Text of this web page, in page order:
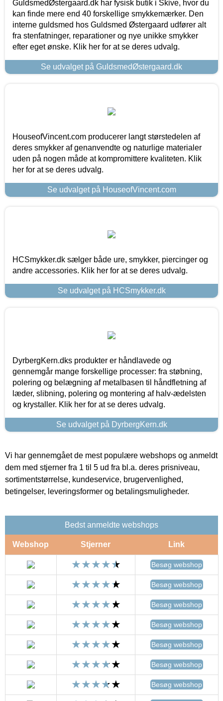
GuldsmedØstergaard.dk har fysisk butik i Skive, hvor du
kan finde mere end 40 forskellige smykkemærker. Den
interne guldsmed hos Guldsmed Østergaard udfører alt
fra stenfatninger, reparationer og nye unikke smykker
efter eget ønske. Klik her for at se deres udvalg.
Se udvalget på GuldsmedØstergaard.dk
HouseofVincent.com producerer langt størstedelen af
deres smykker af genanvendte og naturlige materialer
uden på nogen måde at kompromittere kvaliteten. Klik
her for at se deres udvalg.
Se udvalget på HouseofVincent.com
HCSmykker.dk sælger både ure, smykker, piercinger og
andre accessories. Klik her for at se deres udvalg.
Se udvalget på HCSmykker.dk
DyrbergKern.dks produkter er håndlavede og
gennemgår mange forskellige processer: fra støbning,
polering og belægning af metalbasen til håndfletning af
læder, slibning, polering og montering af halv-ædelsten
og krystaller. Klik her for at se deres udvalg.
Se udvalget på DyrbergKern.dk
Vi har gennemgået de mest populære webshops og anmeldt
dem med stjerner fra 1 til 5 ud fra bl.a. deres prisniveau,
sortimentstørrelse, kundeservice, brugervenlighed,
betingelser, leveringsformer og betalingsmuligheder.
Bedst anmeldte webshops
Webshop Stjerner Link
Besøg webshop
Besøg webshop
Besøg webshop
Besøg webshop
Besøg webshop
Besøg webshop
Besøg webshop